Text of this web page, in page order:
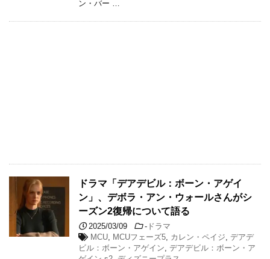
ン・バー …
ドラマ「デアデビル：ボーン・アゲイ
ン」、デボラ・アン・ウォールさんがシ
ーズン2復帰について語る
2025/03/09 - ドラマ
MCU
MCUフェーズ5 カレン・ペイジ ,デアデ
ビル：ボーン・アゲイン
デアデビル：ボーン・ア